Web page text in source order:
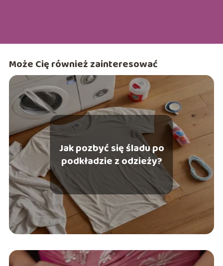
Może Cię również zainteresować
Jak pozbyć się śladu po
podkładzie z odzieży?